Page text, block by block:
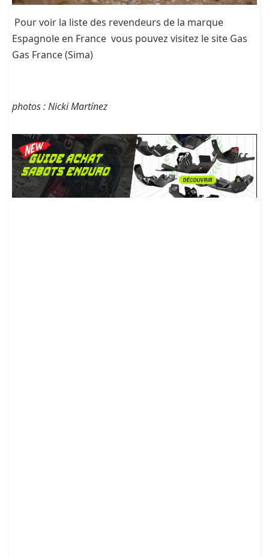
Pour voir la liste des revendeurs de la marque
Espagnole en France vous pouvez visitez le site Gas
Gas France (Sima)
photos : Nicki Martínez